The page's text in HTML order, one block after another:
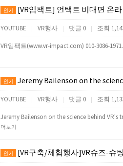
인기 [VR임팩트] 언택트 비대면 온라인 VR
YOUTUBE | VR행사 | 댓글 0 | 조회
VR임팩트(www.vr-impact.com) 010-3086-1971.
인기 Jeremy Bailenson on the
YOUTUBE | VR행사 | 댓글 0 | 조회
Jeremy Bailenson on the science behind
더보기
인기 [VR구축/체험행사]VR슈즈-슈팅FPS,여행(구글어